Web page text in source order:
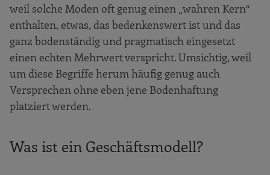
weil solche Moden oft genug einen „wahren Kern“
enthalten, etwas, das bedenkenswert ist und das
ganz bodenständig und pragmatisch eingesetzt
einen echten Mehrwert verspricht. Umsichtig, weil
um diese Begriffe herum häufig genug auch
Versprechen ohne eben jene Bodenhaftung
platziert werden.
Was ist ein Geschäftsmodell?